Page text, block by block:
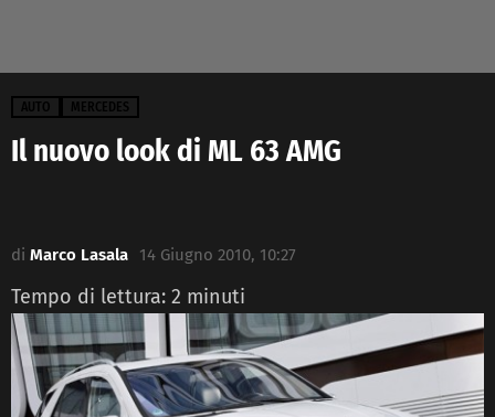
AUTO MERCEDES
Il nuovo look di ML 63 AMG
di Marco Lasala 14 Giugno 2010, 10:27
Tempo di lettura: 2 minuti